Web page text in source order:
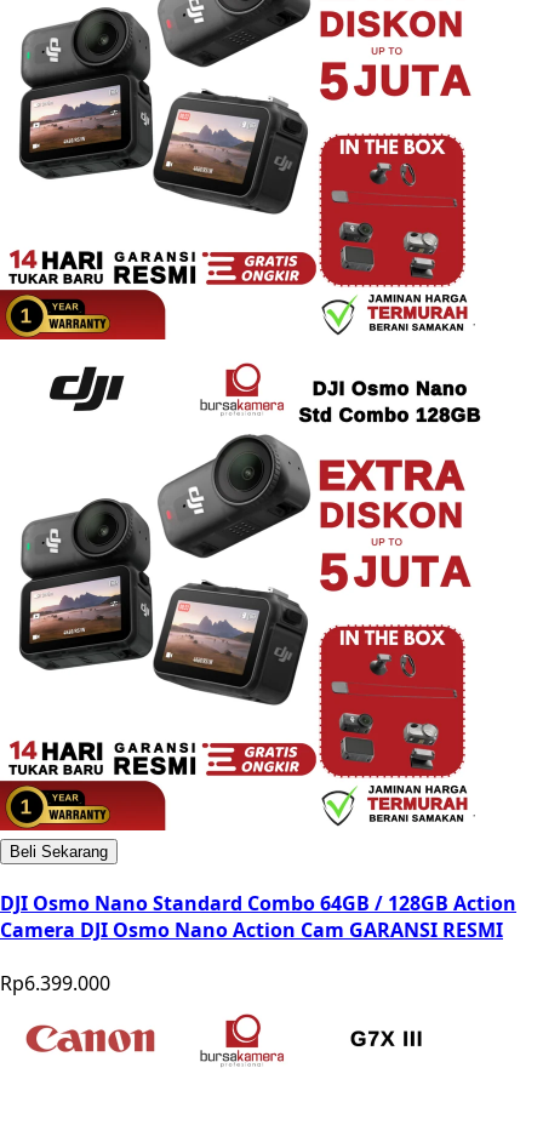
Beli Sekarang
DJI Osmo Nano Standard Combo 64GB / 128GB Action
Camera DJI Osmo Nano Action Cam GARANSI RESMI
Rp6.399.000